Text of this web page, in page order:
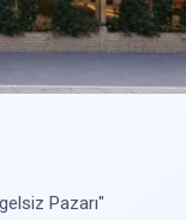
Pazarı"